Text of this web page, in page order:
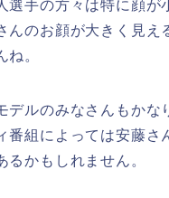
選手の方々は特に顔が
んのお顔が大きく見え
ね。
デルのみなさんもかな
番組によっては安藤さ
るかもしれません。